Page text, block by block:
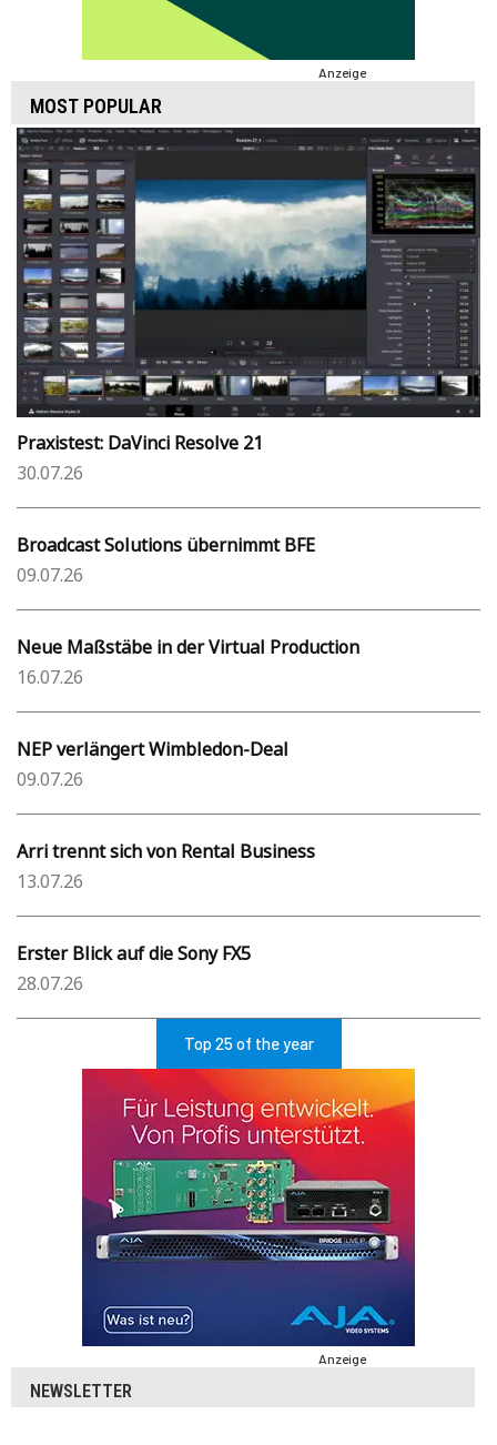
Anzeige
MOST POPULAR
Praxistest: DaVinci Resolve 21
30.07.26
Broadcast Solutions übernimmt BFE
09.07.26
Neue Maßstäbe in der Virtual Production
16.07.26
NEP verlängert Wimbledon-Deal
09.07.26
Arri trennt sich von Rental Business
13.07.26
Erster Blick auf die Sony FX5
28.07.26
Top 25 of the year
Anzeige
NEWSLETTER